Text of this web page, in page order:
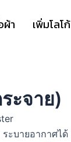
ผ้า เพิ่มโลโก้
ะจาย)
ะบายอากาศได้